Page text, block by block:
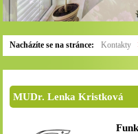
Nacházíte se na stránce: Kontakty
MUDr. Lenka Kristková